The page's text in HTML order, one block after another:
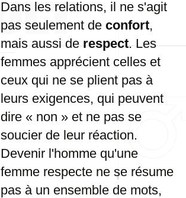
Dans les relations, il ne s'agit
pas seulement de confort,
mais aussi derespect. Les
femmes apprécient celles et
ceux qui ne se plient pas à
leurs exigences, qui peuvent
dire « non » et ne pas se
soucier de leur réaction.
Devenir l'homme qu'une
femme respecte ne se résume
pas à un ensemble de mots,